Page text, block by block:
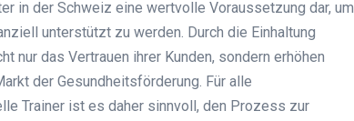
in der Schweiz eine wertvolle Voraussetzung dar, um
unterstützt zu werden. Durch die Einhaltung
nur das Vertrauen ihrer Kunden, sondern erhöhen
der Gesundheitsförderung. Für alle
Trainer ist es daher sinnvoll, den Prozess zur